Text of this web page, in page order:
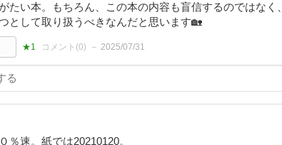
たい本。もちろん、この本の内容も盲信するのではなく
として取り扱うべきなんだと思います🏡
★1 コメント(0) 2025/07/31
％速。紙では20210120。